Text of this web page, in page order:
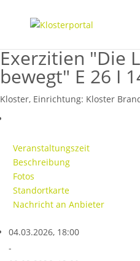
Exerzitien "Die
bewegt" E 26 I
Kloster, Einrichtung: Kloster
Veranstaltungszeit
Beschreibung
Fotos
Standortkarte
Nachricht an Anbieter
04.03.2026, 18:00
-